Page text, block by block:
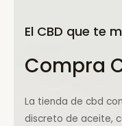
El CBD que te
Compra
La tienda de cbd
discreto de aceite,